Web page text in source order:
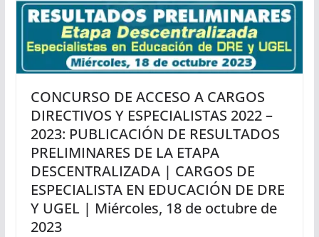
CONCURSO DE ACCESO A CARGOS
DIRECTIVOS Y ESPECIALISTAS 2022 –
2023: PUBLICACIÓN DE RESULTADOS
PRELIMINARES DE LA ETAPA
DESCENTRALIZADA | CARGOS DE
ESPECIALISTA EN EDUCACIÓN DE DRE
Y UGEL | Miércoles, 18 de octubre de
2023